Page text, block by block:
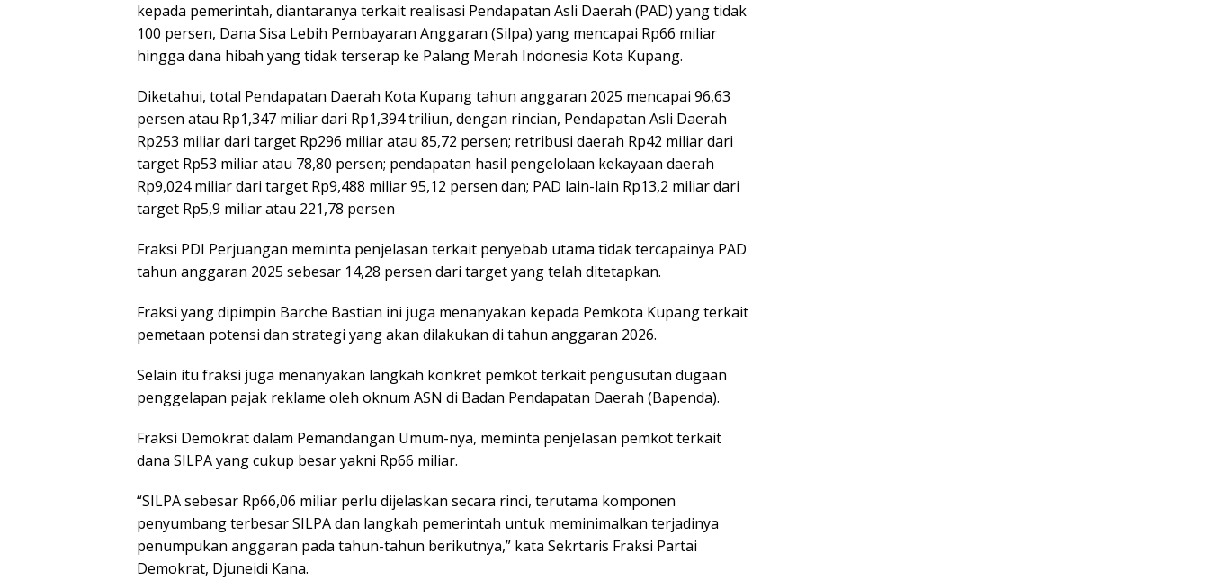
kepada pemerintah, diantaranya terkait realisasi Pendapatan Asli Daerah (PAD) yang tidak
100 persen, Dana Sisa Lebih Pembayaran Anggaran (Silpa) yang mencapai Rp66 miliar
hingga dana hibah yang tidak terserap ke Palang Merah Indonesia Kota Kupang.
Diketahui, total Pendapatan Daerah Kota Kupang tahun anggaran 2025 mencapai 96,63
persen atau Rp1,347 miliar dari Rp1,394 triliun, dengan rincian, Pendapatan Asli Daerah
Rp253 miliar dari target Rp296 miliar atau 85,72 persen; retribusi daerah Rp42 miliar dari
target Rp53 miliar atau 78,80 persen; pendapatan hasil pengelolaan kekayaan daerah
Rp9,024 miliar dari target Rp9,488 miliar 95,12 persen dan; PAD lain-lain Rp13,2 miliar dari
target Rp5,9 miliar atau 221,78 persen
Fraksi PDI Perjuangan meminta penjelasan terkait penyebab utama tidak tercapainya PAD
tahun anggaran 2025 sebesar 14,28 persen dari target yang telah ditetapkan.
Fraksi yang dipimpin Barche Bastian ini juga menanyakan kepada Pemkota Kupang terkait
pemetaan potensi dan strategi yang akan dilakukan di tahun anggaran 2026.
Selain itu fraksi juga menanyakan langkah konkret pemkot terkait pengusutan dugaan
penggelapan pajak reklame oleh oknum ASN di Badan Pendapatan Daerah (Bapenda).
Fraksi Demokrat dalam Pemandangan Umum-nya, meminta penjelasan pemkot terkait
dana SILPA yang cukup besar yakni Rp66 miliar.
“SILPA sebesar Rp66,06 miliar perlu dijelaskan secara rinci, terutama komponen
penyumbang terbesar SILPA dan langkah pemerintah untuk meminimalkan terjadinya
penumpukan anggaran pada tahun-tahun berikutnya,” kata Sekrtaris Fraksi Partai
Demokrat, Djuneidi Kana.